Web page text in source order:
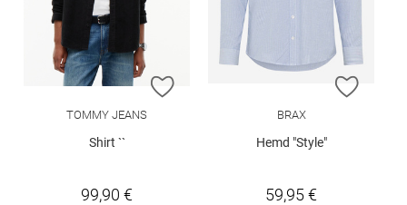
ZUR WUNSCHLISTE HINZUFÜGEN
TOMMY JEANS
Shirt ``
99,90 €
ZUR
BRAX
Hemd "Style"
59,95 €